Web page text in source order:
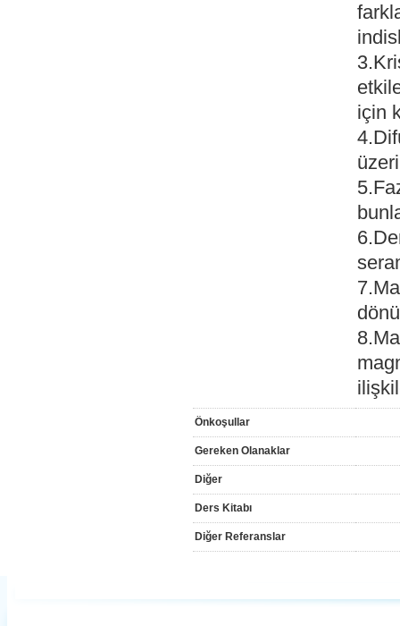
için
Önkoşullar
Gereken Olanaklar
Diğer
Ders Kitabı
Diğer Referanslar